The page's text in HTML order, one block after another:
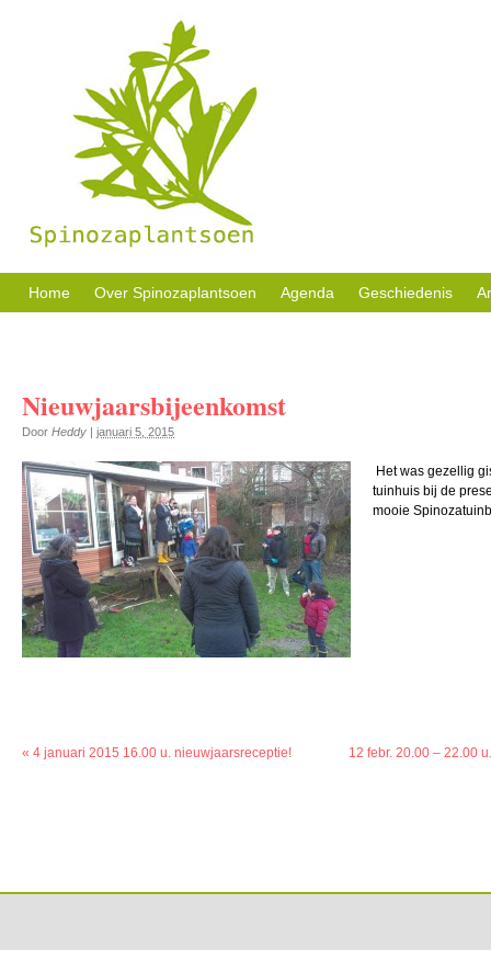
Home Over Spinozaplantsoen Agenda Geschiedenis
Nieuwjaarsbijeenkomst
Door Heddy | januari 5, 2015
Het was gezellig
tuinhuis bij de
mooie
« 4 januari 2015 16.00 u. nieuwjaarsreceptie! 12 febr. 20.00 – 22.00